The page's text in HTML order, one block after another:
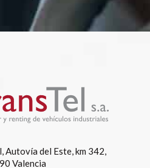
Autovía del Este, km 342,
Valencia